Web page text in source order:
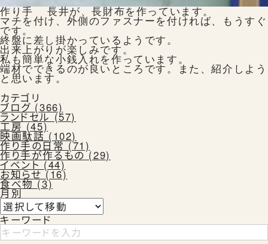
カタログ請求
会社概要
お買い物ガイド
プライバシーポリシー
作り手  長井が、長財布を作っています。
マチを付け、外側のファスナーを付ければ、もうすぐ
です。
終盤に差し掛かっているようです。
出来上がりが楽しみです。
私も簡単な小銭入れを作っています。
端材でできるのが良いところです。また、紹介しよう
と思います。
カテゴリ
ブログ (366)
ランドセル (57)
工房 (45)
映画駄話 (102)
作り手の日常 (71)
作り手が作るもの (29)
イベント (44)
お知らせ (16)
食べ物 (3)
月別
キーワード